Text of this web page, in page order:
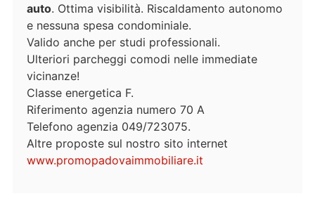
auto. Ottima visibilità. Riscaldamento autonomo
e nessuna spesa condominiale.
Valido anche per studi professionali.
Ulteriori parcheggi comodi nelle immediate
vicinanze!
Classe energetica F.
Riferimento agenzia numero 70 A
Telefono agenzia 049/723075.
Altre proposte sul nostro sito internet
www.promopadovaimmobiliare.it